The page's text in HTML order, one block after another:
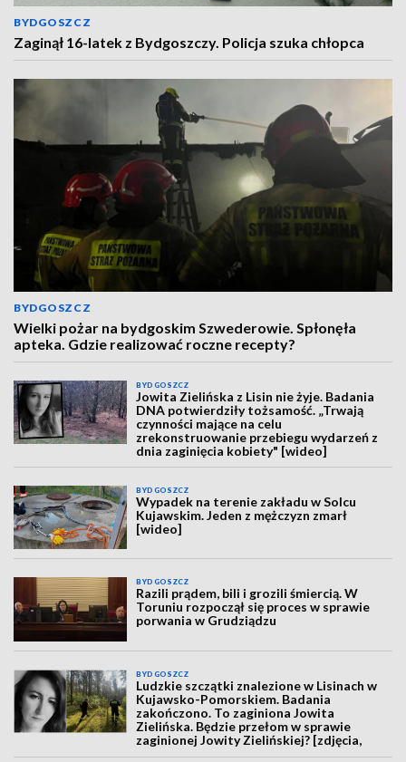
BYDGOSZCZ
Zaginął 16-latek z Bydgoszczy. Policja szuka chłopca
BYDGOSZCZ
Wielki pożar na bydgoskim Szwederowie. Spłonęła
apteka. Gdzie realizować roczne recepty?
BYDGOSZCZ
Jowita Zielińska z Lisin nie żyje. Badania
DNA potwierdziły tożsamość. „Trwają
czynności mające na celu
zrekonstruowanie przebiegu wydarzeń z
dnia zaginięcia kobiety" [wideo]
BYDGOSZCZ
Wypadek na terenie zakładu w Solcu
Kujawskim. Jeden z mężczyzn zmarł
[wideo]
BYDGOSZCZ
Razili prądem, bili i grozili śmiercią. W
Toruniu rozpoczął się proces w sprawie
porwania w Grudziądzu
BYDGOSZCZ
Ludzkie szczątki znalezione w Lisinach w
Kujawsko-Pomorskiem. Badania
zakończono. To zaginiona Jowita
Zielińska. Będzie przełom w sprawie
zaginionej Jowity Zielińskiej? [zdjęcia,
wideo, aktualizacja]